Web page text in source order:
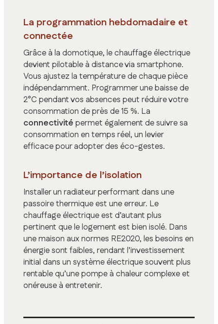
La programmation hebdomadaire et
connectée
Grâce à la domotique, le chauffage électrique
devient pilotable à distance via smartphone.
Vous ajustez la température de chaque pièce
indépendamment. Programmer une baisse de
2°C pendant vos absences peut réduire votre
consommation de près de 15 %. La
connectivité permet également de suivre sa
consommation en temps réel, un levier
efficace pour adopter des éco-gestes.
L’importance de l’isolation
Installer un radiateur performant dans une
passoire thermique est une erreur. Le
chauffage électrique est d’autant plus
pertinent que le logement est bien isolé. Dans
une maison aux normes RE2020, les besoins en
énergie sont faibles, rendant l’investissement
initial dans un système électrique souvent plus
rentable qu’une pompe à chaleur complexe et
onéreuse à entretenir.